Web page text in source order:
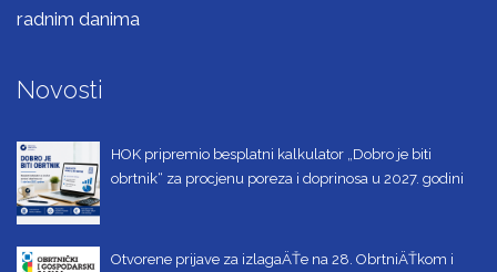
radnim danima
Novosti
HOK pripremio besplatni kalkulator „Dobro je biti
obrtnik“ za procjenu poreza i doprinosa u 2027. godini
Otvorene prijave za izlagaÄŤe na 28. ObrtniÄŤkom i